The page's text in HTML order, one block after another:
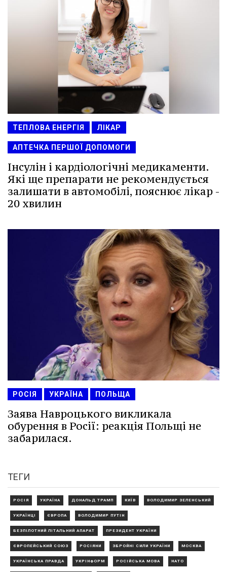
ТЕПЛОВА ЕНЕРГІЯ ЛІКАР
АПТЕЧКА ПЕРШОЇ ДОПОМОГИ
Інсулін і кардіологічні медикаменти.
Які ще препарати не рекомендується
залишати в автомобілі, пояснює лікар -
20 хвилин
РОСІЯ УКРАЇНА ПОЛЬЩА
Заява Навроцького викликала
обурення в Росії: реакція Польщі не
забарилася.
ТЕГИ
РОСІЯ УКРАЇНА ДОНАЛЬД ТРАМП КИЇВ ВОЛОДИМИР ЗЕЛЕНСЬКИЙ
УКРАЇНЦІ ЄВРОПА ВОЛОДИМИР ПУТІН
БЕЗПІЛОТНИЙ ЛІТАЛЬНИЙ АПАРАТ ПРЕЗИДЕНТ УКРАЇНИ
ЄВРОПЕЙСЬКИЙ СОЮЗ РОСІЯНИ ЗБРОЙНІ СИЛИ УКРАЇНИ МОСКВА
УКРАЇНСЬКА ПРАВДА УКРІНФОРМ РОСІЙСЬКА МОВА НАТО